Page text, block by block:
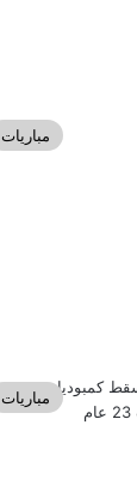
مباريات
مباريات